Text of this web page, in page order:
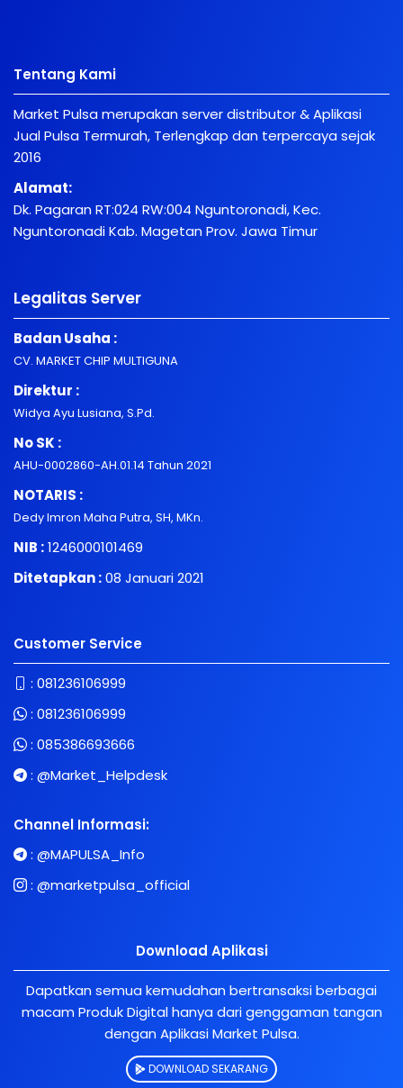
Tentang Kami
Market Pulsa merupakan server distributor & Aplikasi
Jual Pulsa Termurah, Terlengkap dan terpercaya sejak
2016
Alamat:
Dk. Pagaran RT:024 RW:004 Nguntoronadi, Kec.
Nguntoronadi Kab. Magetan Prov. Jawa Timur
Legalitas Server
Badan Usaha :
CV. MARKET CHIP MULTIGUNA
Direktur :
Widya Ayu Lusiana, S.Pd.
No SK :
AHU-0002860-AH.01.14 Tahun 2021
NOTARIS :
Dedy Imron Maha Putra, SH, MKn.
NIB :1246000101469
Ditetapkan :08 Januari 2021
Customer Service
: 081236106999
: 081236106999
: 085386693666
: @Market_Helpdesk
Channel Informasi:
: @MAPULSA_Info
: @marketpulsa_official
Download Aplikasi
Dapatkan semua kemudahan bertransaksi berbagai
macam Produk Digital hanya dari genggaman tangan
dengan Aplikasi Market Pulsa.
DOWNLOAD SEKARANG